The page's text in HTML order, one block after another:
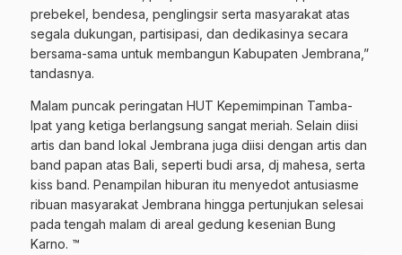
prebekel, bendesa, penglingsir serta masyarakat atas
segala dukungan, partisipasi, dan dedikasinya secara
bersama-sama untuk membangun Kabupaten Jembrana,”
tandasnya.
Malam puncak peringatan HUT Kepemimpinan Tamba-
Ipat yang ketiga berlangsung sangat meriah. Selain diisi
artis dan band lokal Jembrana juga diisi dengan artis dan
band papan atas Bali, seperti budi arsa, dj mahesa, serta
kiss band. Penampilan hiburan itu menyedot antusiasme
ribuan masyarakat Jembrana hingga pertunjukan selesai
pada tengah malam di areal gedung kesenian Bung
Karno. ™